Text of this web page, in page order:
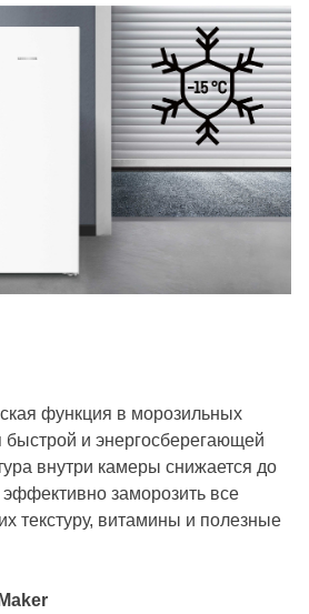
функция в морозильных
быстрой и энергосберегающей
внутри камеры снижается до
эффективно заморозить все
текстуру, витамины и полезные